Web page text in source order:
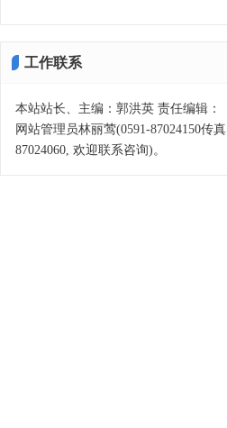
工作联系
本站站长、主编：郭洪英 责任编辑：
网站管理员林丽莺(0591-87024150传真
87024060, 欢迎联系咨询)。